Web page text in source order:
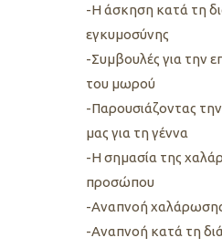
-Η άσκηση κατά τη
εγκυμοσύνης
-Συμβουλές για την
του μωρού
-Παρουσιάζοντας
μας για τη γέννα
-Η σημασία της
προσώπου
-Αναπνοή
-Αναπνοή κατά τη